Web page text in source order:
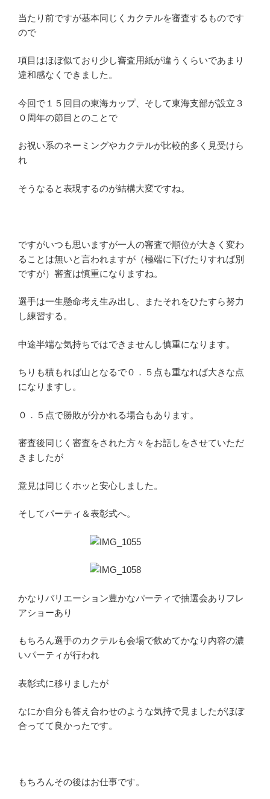
当たり前ですが基本同じくカクテルを審査するものです
ので
項目はほぼ似ており少し審査用紙が違うくらいであまり
違和感なくできました。
今回で１５回目の東海カップ、そして東海支部が設立３
０周年の節目とのことで
お祝い系のネーミングやカクテルが比較的多く見受けら
れ
そうなると表現するのが結構大変ですね。
ですがいつも思いますが一人の審査で順位が大きく変わ
ることは無いと言われますが（極端に下げたりすれば別
ですが）審査は慎重になりますね。
選手は一生懸命考え生み出し、またそれをひたすら努力
し練習する。
中途半端な気持ちではできませんし慎重になります。
ちりも積もれば山となるで０．５点も重なれば大きな点
になりますし。
０．５点で勝敗が分かれる場合もあります。
審査後同じく審査をされた方々をお話しをさせていただ
きましたが
意見は同じくホッと安心しました。
そしてパーティ＆表彰式へ。
かなりバリエーション豊かなパーティで抽選会ありフレ
アショーあり
もちろん選手のカクテルも会場で飲めてかなり内容の濃
いパーティが行われ
表彰式に移りましたが
なにか自分も答え合わせのような気持で見ましたがほぼ
合ってて良かったです。
もちろんその後はお仕事です。